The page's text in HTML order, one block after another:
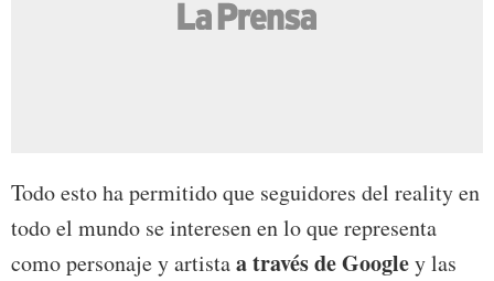
Todo esto ha permitido que seguidores del reality en
todo el mundo se interesen en lo que representa
como personaje y artistaa travésde Googley las